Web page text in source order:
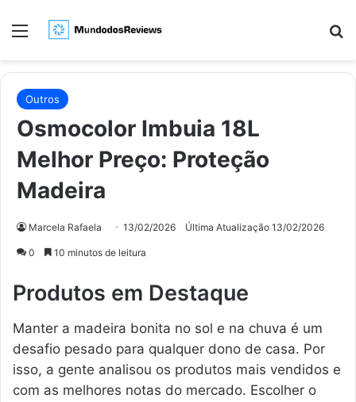
Menu
Outros
Osmocolor Imbuia 18L
Melhor Preço: Proteção
Madeira
Marcela Rafaela 13/02/2026 Última Atualização 13/02/2026
0 10 minutos de leitura
Produtos em Destaque
Manter a madeira bonita no sol e na chuva é um
desafio pesado para qualquer dono de casa. Por
isso, a gente analisou os produtos mais vendidos e
com as melhores notas do mercado. Escolher o